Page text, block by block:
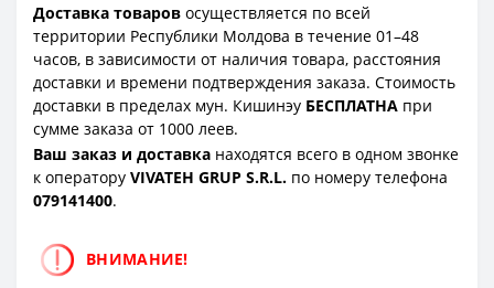
Доставка товаров осуществляется по всей
территории Республики Молдова в течение 01–48
часов, в зависимости от наличия товара, расстояния
доставки и времени подтверждения заказа. Стоимость
доставки в пределах мун. Кишинэу БЕСПЛАТНА при
сумме заказа от 1000 леев.
Ваш заказ и доставка находятся всего в одном звонке
к оператору VIVATEH GRUP S.R.L. по номеру телефона
079141400.
ВНИМАНИЕ!